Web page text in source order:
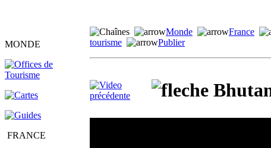
MONDE
FRANCE
Monde France
tourisme
Publier